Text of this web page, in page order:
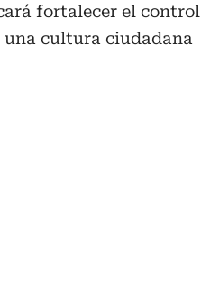
fortalecer el control
una cultura ciudadana